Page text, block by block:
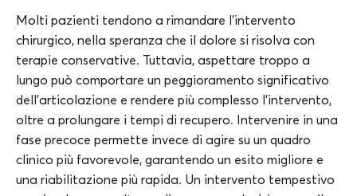
Molti pazienti tendono a rimandare l’intervento
chirurgico, nella speranza che il dolore si risolva con
terapie conservative. Tuttavia, aspettare troppo a
lungo può comportare un peggioramento significativo
dell’articolazione e rendere più complesso l’intervento,
oltre a prolungare i tempi di recupero. Intervenire in una
fase precoce permette invece di agire su un quadro
clinico più favorevole, garantendo un esito migliore e
una riabilitazione più rapida. Un intervento tempestivo